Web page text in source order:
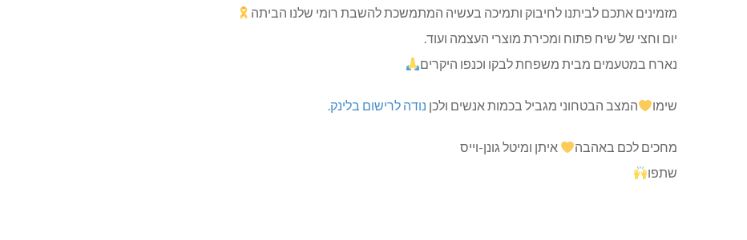
מזמינים אתכם לביתנו לחיבוק ותמיכה בעשיה המתמשכת להשבת רומי שלנו הביתה
יום וחצי של שיח פתוח ומכירת מוצרי העצמה ועוד.
נארח במטעמים מבית משפחת לבקו וכנפו היקרים
שימו המצב הבטחוני מגביל בכמות אנשים ולכן נודה לרישום בלינק.
מחכים לכם באהבה
איתן ומיטל גונן-וייס
שתפו